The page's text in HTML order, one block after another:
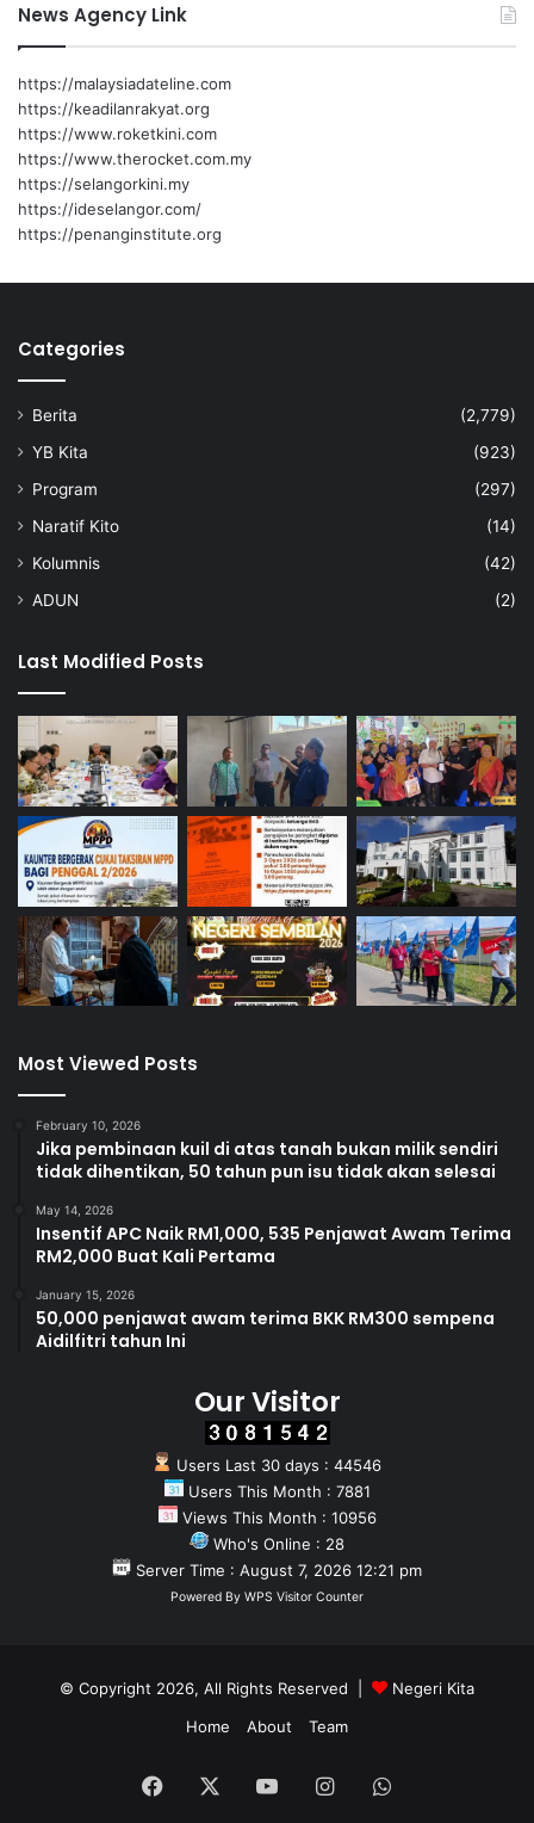
News Agency Link
https://malaysiadateline.com
https://keadilanrakyat.org
https://www.roketkini.com
https://www.therocket.com.my
https://selangorkini.my
https://ideselangor.com/
https://penanginstitute.org
Categories
Berita
(2,779)
YB Kita
(923)
Program
(297)
Naratif Kito
(14)
Kolumnis
(42)
ADUN
(2)
Last Modified Posts
Most Viewed Posts
February 10, 2026
Jika pembinaan kuil di atas tanah bukan milik sendiri
tidak dihentikan, 50 tahun pun isu tidak akan selesai
May 14, 2026
Insentif APC Naik RM1,000, 535 Penjawat Awam Terima
RM2,000 Buat Kali Pertama
January 15, 2026
50,000 penjawat awam terima BKK RM300 sempena
Aidilfitri tahun Ini
Our Visitor
Users Last 30 days : 44546
Users This Month : 7881
Views This Month : 10956
Who's Online : 28
Server Time : August 7, 2026 12:21 pm
Powered By WPS Visitor Counter
© Copyright 2026, All Rights Reserved |
Negeri Kita
Home
About Team
Facebook YouTubeInstagramWhatsApp